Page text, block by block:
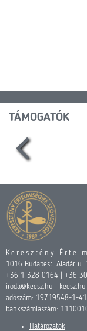
TÁMOGATÓK
Keresztény
1016 Budapest, Aladár u.
+36 1 328 0164 | +36
iroda@keesz.hu | keesz.hu
adószám: 19719548-1-41
bankszámlaszám:
Határozatok